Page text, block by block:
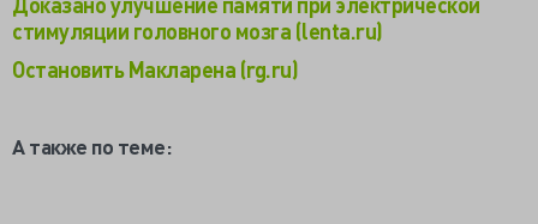
стимуляции головного мозга (lenta.ru)
Остановить Макларена (rg.ru)
А также по теме: